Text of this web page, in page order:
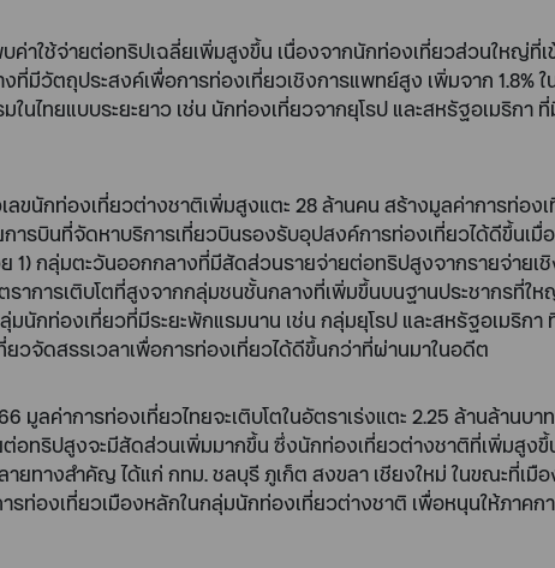
ค่าใช้จ่ายต่อทริปเฉลี่ยเพิ่มสูงขึ้น เนื่องจากนักท่องเที่ยวส่วนใหญ่ที่
ที่มีวัตถุประสงค์เพื่อการท่องเที่ยวเชิงการแพทย์สูง เพิ่มจาก 1.8%
นไทยแบบระยะยาว เช่น นักท่องเที่ยวจากยุโรป และสหรัฐอเมริกา
ขนักท่องเที่ยวต่างชาติเพิ่มสูงแตะ 28 ล้านคน สร้างมูลค่าการท่อง
การบินที่จัดหาบริการเที่ยวบินรองรับอุปสงค์การท่องเที่ยวได้ดีขึ้น
1) กลุ่มตะวันออกกลางที่มีสัดส่วนรายจ่ายต่อทริปสูงจากรายจ่ายเ
ราการเติบโตที่สูงจากกลุ่มชนชั้นกลางที่เพิ่มขึ้นบนฐานประชากรที่
มนักท่องเที่ยวที่มีระยะพักแรมนาน เช่น กลุ่มยุโรป และสหรัฐอเมริก
วจัดสรรเวลาเพื่อการท่องเที่ยวได้ดีขึ้นกว่าที่ผ่านมาในอดีต
มูลค่าการท่องเที่ยวไทยจะเติบโตในอัตราเร่งแตะ 2.25 ล้านล้าน
ต่อทริปสูงจะมีสัดส่วนเพิ่มมากขึ้น ซึ่งนักท่องเที่ยวต่างชาติที่เพิ่มสูง
ยทางสำคัญ ได้แก่ กทม. ชลบุรี ภูเก็ต สงขลา เชียงใหม่ ในขณะที่เ
รท่องเที่ยวเมืองหลักในกลุ่มนักท่องเที่ยวต่างชาติ เพื่อหนุนให้ภาคก